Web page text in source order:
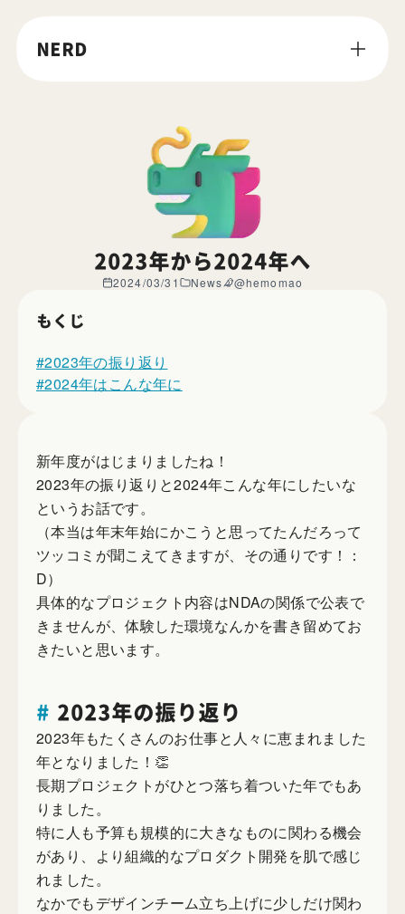
NERD
2023年から2024年へ
2024/03/31 News @hemomao
新年度がはじまりましたね！
2023年の振り返りと2024年こんな年にしたいな
というお話です。
（本当は年末年始にかこうと思ってたんだろって
ツッコミが聞こえてきますが、その通りです！：
D）
具体的なプロジェクト内容はNDAの関係で公表で
きませんが、体験した環境なんかを書き留めてお
きたいと思います。
# 2023年の振り返り
2023年もたくさんのお仕事と人々に恵まれました
年となりました！👏
長期プロジェクトがひとつ落ち着ついた年でもあ
りました。
特に人も予算も規模的に大きなものに関わる機会
があり、より組織的なプロダクト開発を肌で感じ
れました。
なかでもデザインチーム立ち上げに少しだけ関わ
もくじ
#2023年の振り返り
#2024年はこんな年に